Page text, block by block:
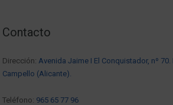
Contacto
Dirección: Avenida Jaime I El Conquistador, nº 70.
Campello (Alicante).
Teléfono: 965 65 77 96